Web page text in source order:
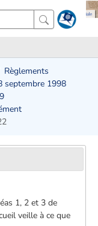
Règlements
septembre 1998
1, 2 et 3 de
veille à ce que